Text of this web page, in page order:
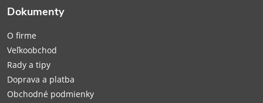
e
Dokumenty
O firme
Veľkoobchod
Rady a tipy
Doprava a platba
Obchodné podmienky